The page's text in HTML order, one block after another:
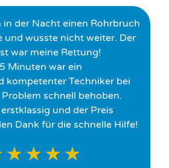
der Nacht einen Rohrbruch
und wusste nicht weiter. Der
war meine Rettung!
Minuten war ein
kompetenter Techniker bei
schnell behoben.
und der Preis
Dank für die schnelle Hilfe!
★ ★ ★ ★